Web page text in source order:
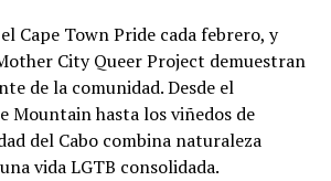
Cape Town Pride cada febrero, y
City Queer Project demuestran
de la comunidad. Desde el
Mountain hasta los viñedos de
del Cabo combina naturaleza
vida LGTB consolidada.